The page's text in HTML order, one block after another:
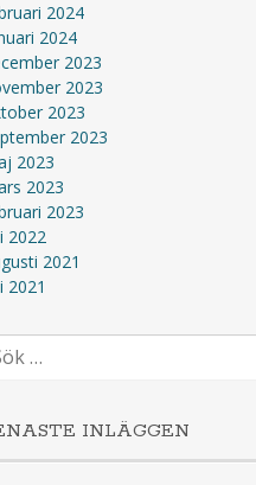
2024
2024
2023
2023
2023
2023
2023
2023
2023
2022
2021
2021
INLÄGGEN